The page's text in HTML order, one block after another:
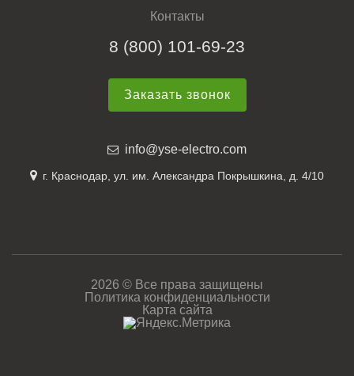
Контакты
8 (800) 101-69-23
Заказать звонок
info@yse-electro.com
г. Краснодар, ул. им. Александра Покрышкина, д. 4/10
2026 © Все права защищены
Политика конфиденциальности
Карта сайта